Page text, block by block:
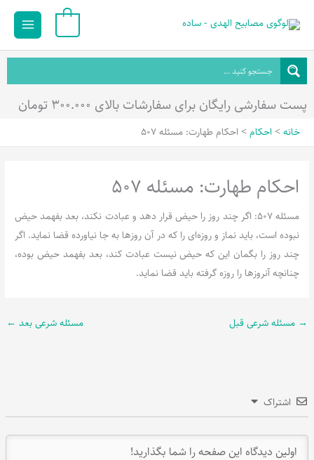
محتوا
Main
پست سفارشی رایگان برای سفارشات بالای ۳۰۰.۰۰۰ تومان
خانه احکام احکام طهارت: مسئله 507
احکام طهارت: مسئله 507
مسئله 507: اگر چند روز را حیض قرار دهد و عبادت نکند، بعد بفهمد حیض
نبوده است، باید نماز و روزه‌ای را که در آن روزها به جا نیاورده قضا نماید. اگر
چند روز را بگمان این که حیض نیست عبادت کند، بعد بفهمد حیض بوده،
چنانچه آنروزها را روزه گرفته باید قضا نماید.
→ مسئله شرعی قبل مسئله شرعی بعد ←
اشتراک